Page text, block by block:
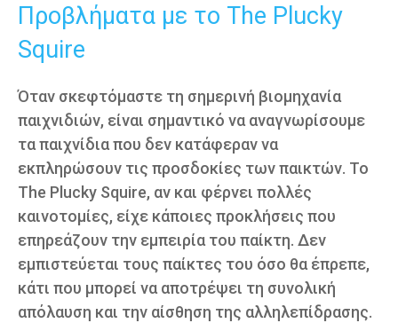
Προβλήματα με το The Plucky
Squire
Όταν σκεφτόμαστε τη σημερινή βιομηχανία
παιχνιδιών, είναι σημαντικό να αναγνωρίσουμε
τα παιχνίδια που δεν κατάφεραν να
εκπληρώσουν τις προσδοκίες των παικτών. Το
The Plucky Squire, αν και φέρνει πολλές
καινοτομίες, είχε κάποιες προκλήσεις που
επηρεάζουν την εμπειρία του παίκτη. Δεν
εμπιστεύεται τους παίκτες του όσο θα έπρεπε,
κάτι που μπορεί να αποτρέψει τη συνολική
απόλαυση και την αίσθηση της αλληλεπίδρασης.